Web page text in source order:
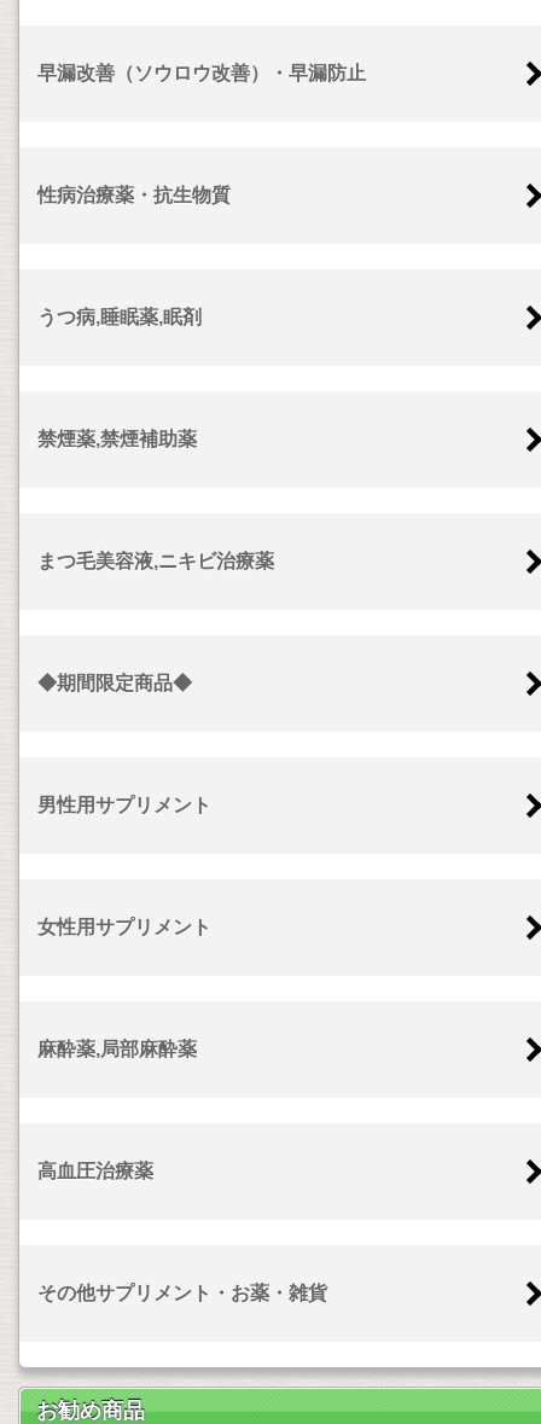
早漏改善（ソウロウ改善）・早漏防止
性病治療薬・抗生物質
うつ病,睡眠薬,眠剤
禁煙薬,禁煙補助薬
まつ毛美容液,ニキビ治療薬
◆期間限定商品◆
男性用サプリメント
女性用サプリメント
麻酔薬,局部麻酔薬
高血圧治療薬
その他サプリメント・お薬・雑貨
お勧め商品